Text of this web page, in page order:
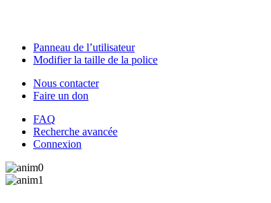
Panneau de l’utilisateur
Modifier la taille de la police
Nous contacter
Faire un don
FAQ
Recherche avancée
Connexion